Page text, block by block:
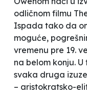
odličnom filmu
Ispada tako da
moguće,
vremenu pre 19.
na belom konju.
svaka druga
– aristokratsko-